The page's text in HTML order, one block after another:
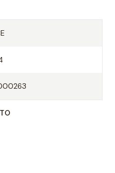
accionamiento y
uso con una llave de
[mm